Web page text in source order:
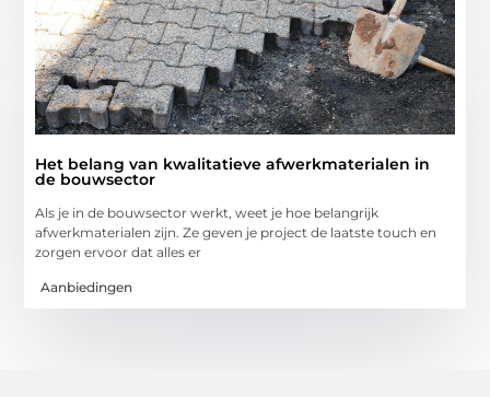
Het belang van kwalitatieve afwerkmaterialen in
de bouwsector
Als je in de bouwsector werkt, weet je hoe belangrijk
afwerkmaterialen zijn. Ze geven je project de laatste touch en
zorgen ervoor dat alles er
Aanbiedingen